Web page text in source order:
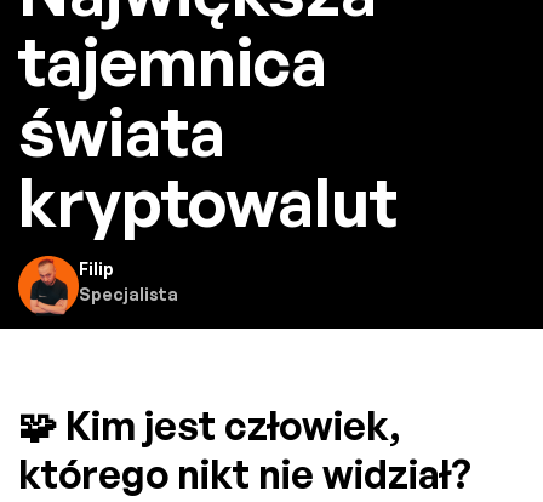
tajemnica
świata
kryptowalut
Filip
Specjalista
🧩 Kim jest człowiek,
którego nikt nie widział?